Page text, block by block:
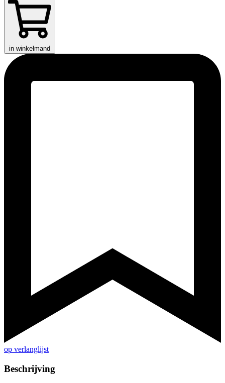
in winkelmand
op verlanglijst
Beschrijving